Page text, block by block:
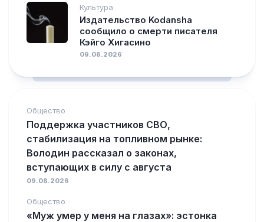
Культура
Издательство Kodansha
сообщило о смерти писателя
Кэйго Хигасино
09.08.2026
Общество
Поддержка участников СВО,
стабилизация на топливном рынке:
Володин рассказал о законах,
вступающих в силу с августа
09.08.2026
Общество
«Муж умер у меня на глазах»: эстонка